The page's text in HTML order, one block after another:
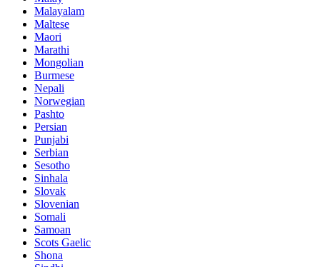
Malayalam
Maltese
Maori
Marathi
Mongolian
Burmese
Nepali
Norwegian
Pashto
Persian
Punjabi
Serbian
Sesotho
Sinhala
Slovak
Slovenian
Somali
Samoan
Scots Gaelic
Shona